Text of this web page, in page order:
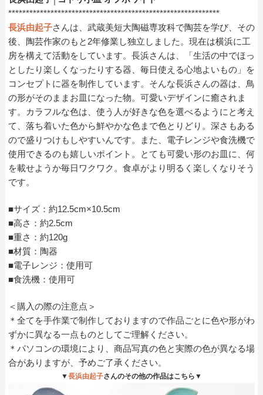
************************************************************
長浜由起子さんは、武蔵美短大陶磁専攻科で陶芸を学び、その
後、陶芸作家のもと2年修業し独立しました。現在は横浜に工
房を構えて活動をしています。長浜さんは、「生活の中でほっ
としたり楽しくなったりする器、毎日使える心地よいもの」を
コンセプトに器を制作しています。そんな長浜さんの器は、鳥
の形がそのままお皿になった物。可愛いデザインに癒されま
す。カラフルな色は、使う人が好きな色を選べるようにと考え
て、落ち着いた色から鮮やかな色まで色とりどり。深さもある
ので盛りつけもしやすいんです。また、電子レンジや食洗機で
使用できるのも嬉しいポイント。とても可愛い形のお皿に、何
を載せようか毎日ワクワク。食卓がより明るく楽しくなりそう
です。
■サイズ：約12.5cm×10.5cm
■高さ：約2.5cm
■重さ：約120g
■材質：陶器
■電子レンジ：使用可
■食洗機：使用可
＜購入の際の注意点＞
＊全てを手作業で制作しておりますので作品ごとに色や形がわ
ずかに異なる一点ものとしてご理解ください。
＊パソコンの環境により、商品写真の色と実際の色が異なる場
合がありますが、予めご了承ください。
▼長浜由起子さんのその他の作品はこちら▼